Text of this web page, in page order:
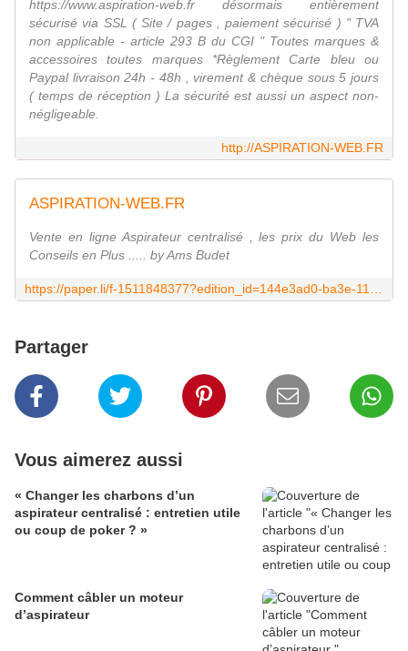
https://www.aspiration-web.fr désormais entièrement
sécurisé via SSL ( Site / pages , paiement sécurisé ) " TVA
non applicable - article 293 B du CGI " Toutes marques &
accessoires toutes marques *Règlement Carte bleu ou
Paypal livraison 24h - 48h , virement & chèque sous 5 jours
( temps de réception ) La sécurité est aussi un aspect non-
négligeable.
http://ASPIRATION-WEB.FR
ASPIRATION-WEB.FR
Vente en ligne Aspirateur centralisé , les prix du Web les
Conseils en Plus ..... by Ams Budet
Partager
Vous aimerez aussi
« Changer les charbons d’un
aspirateur centralisé : entretien utile
ou coup de poker ? »
Comment câbler un moteur
d’aspirateur